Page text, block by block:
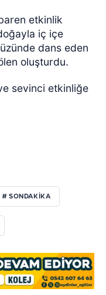
etkinlik
iç içe
dans eden
oluşturdu.
sevinci etkinliğe
# SONDAKIKA